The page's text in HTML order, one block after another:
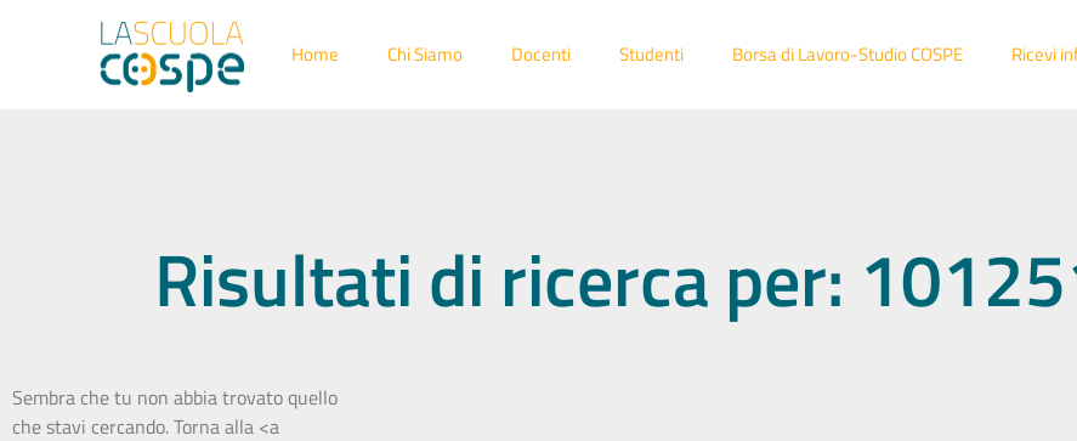
Home Chi Siamo Docenti Studenti Borsa di Lavoro-Studio COSPE Ricevi
Risultati di ricerca per:
Sembra che tu non abbia trovato quello
che stavi cercando. Torna alla <a